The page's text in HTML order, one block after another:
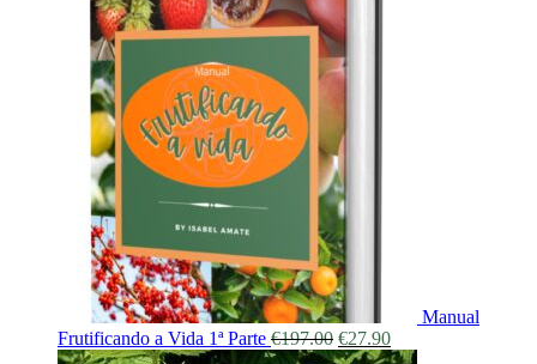
Manual
Frutificando a Vida 1ª Parte €197.00 €27.90